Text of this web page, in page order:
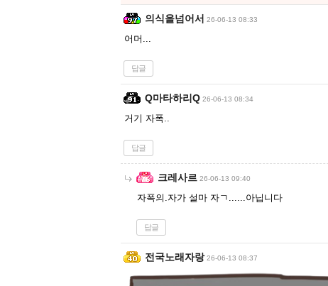
의식을넘어서 26-06-13 08:33
어머...
답글
Q마타하리Q 26-06-13 08:34
거기 자폭..
답글
크레사르 26-06-13 09:40
자폭의.자가 설마 자ㄱ......아닙니다
답글
전국노래자랑 26-06-13 08:37